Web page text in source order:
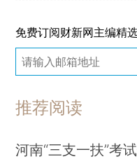
免费订阅财新网主编精
推荐阅读
河南“三支一扶”考